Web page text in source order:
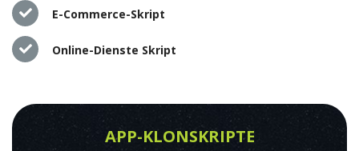
E-Commerce-Skript
Online-Dienste Skript
APP-KLONSKRIPTE